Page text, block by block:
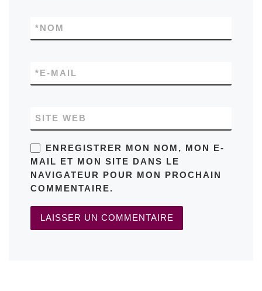
NOM
*
E-MAIL
*
SITE WEB
ENREGISTRER MON NOM, MON E-
MAIL ET MON SITE DANS LE
NAVIGATEUR POUR MON PROCHAIN
COMMENTAIRE.